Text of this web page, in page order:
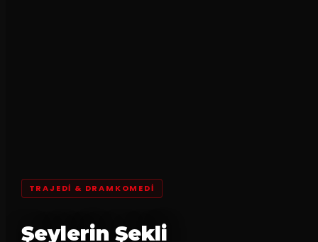
TRAJEDI & DRAMKOMEDI
Şeylerin Şekli